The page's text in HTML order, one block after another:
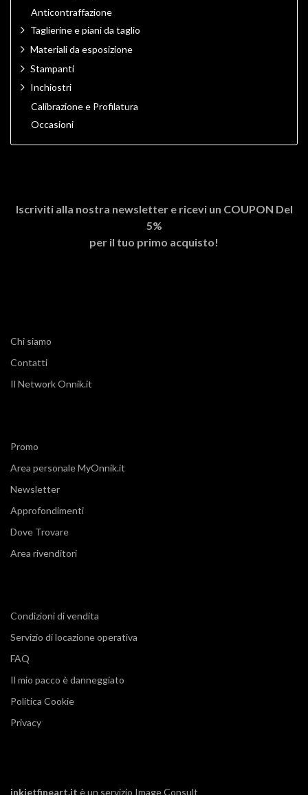
Anticontraffazione
Taglierine e piani da taglio
Materiali da esposizione
Stampanti
Inchiostri
Calibrazione e Profilatura
Occasioni
Iscriviti alla nostra newsletter e ricevi un COUPON Del
5%
per il tuo primo acquisto!
Chi siamo
Contatti
Il Network Onnik.it
Promo
Area personale MyOnnik.it
Newsletter
Approfondimenti
Dove Trovare
Area rivenditori
Condizioni di vendita
Servizio di locazione operativa
FAQ
Il mio pacco è danneggiato
Politica Cookie
Privacy
inkjetfineart.it è un servizio Image Consult